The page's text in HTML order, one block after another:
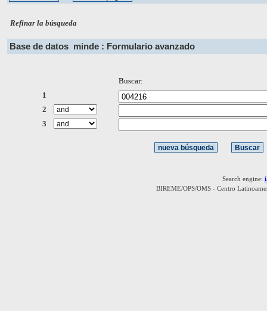
Refinar la búsqueda
Base de datos minde : Formulario avanzado
Buscar:
1
2
3
Search engine:
BIREME/OPS/OMS - Centro